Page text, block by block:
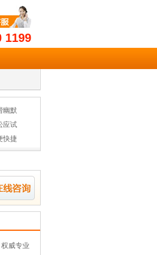
1199
时
幽默
应试
快捷
权威专业